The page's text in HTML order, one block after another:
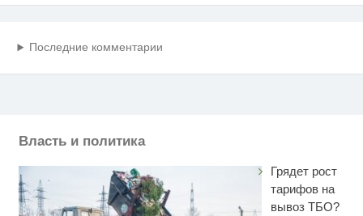
Последние комментарии
Власть и политика
Грядет рост
тарифов на
вывоз ТБО?